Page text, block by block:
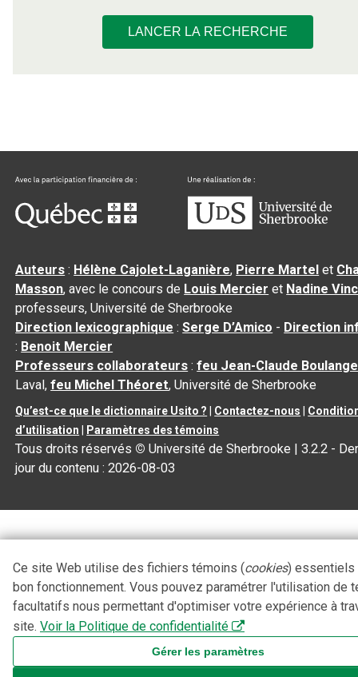
LANCER LA RECHERCHE
Auteurs : Hélène Cajolet-Laganière, Pierre Martel et
Masson, avec le concours de Louis Mercier et Nadine
professeurs, Université de Sherbrooke
Direction lexicographique :Serge D’Amico - Direction
: Benoit Mercier
Professeurs collaborateurs :feu Jean-Claude
Laval,feu Michel Théoret, Université de Sherbrooke
Qu’est-ce que le dictionnaire Usito ? Contactez-nous
d’utilisation
Paramètres des témoins
Tous droits réservés © Université de Sherbrooke |3.2.2 -
jour du contenu :2026-08-03
Ce site Web utilise des fichiers témoins (cookies) essentiels
bon fonctionnement. Vous pouvez paramétrer l'utilisation de
facultatifs nous permettant d'optimiser votre expérience à
site. Voir la Politique de confidentialité
Gérer les paramètres